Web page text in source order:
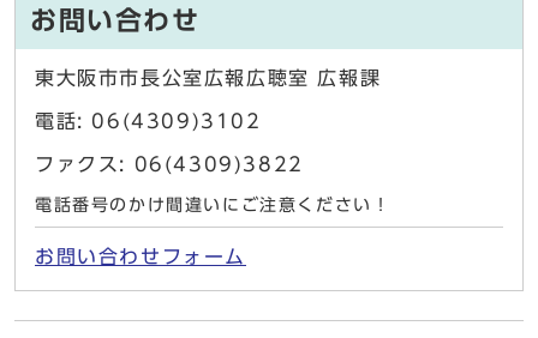
お問い合わせ
東大阪市市長公室広報広聴室 広報課
電話: 06(4309)3102
ファクス: 06(4309)3822
電話番号のかけ間違いにご注意ください！
お問い合わせフォーム